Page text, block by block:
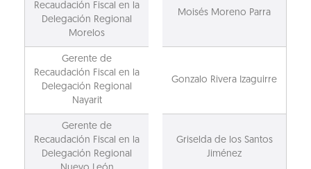
Recaudación Fiscal en la
Delegación Regional
Morelos
Moisés Moreno Parra
Gerente de
Recaudación Fiscal en la
Delegación Regional
Nayarit
Gonzalo Rivera Izaguirre
Gerente de
Recaudación Fiscal en la
Delegación Regional
Griselda de los Santos
Jiménez